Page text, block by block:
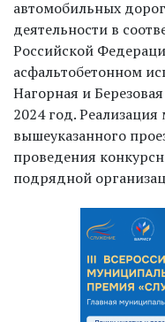
автомобильных
деятельности в
Российской
асфальтобетонном
Нагорная и
2024 год.
вышеуказанного
проведения
подрядной